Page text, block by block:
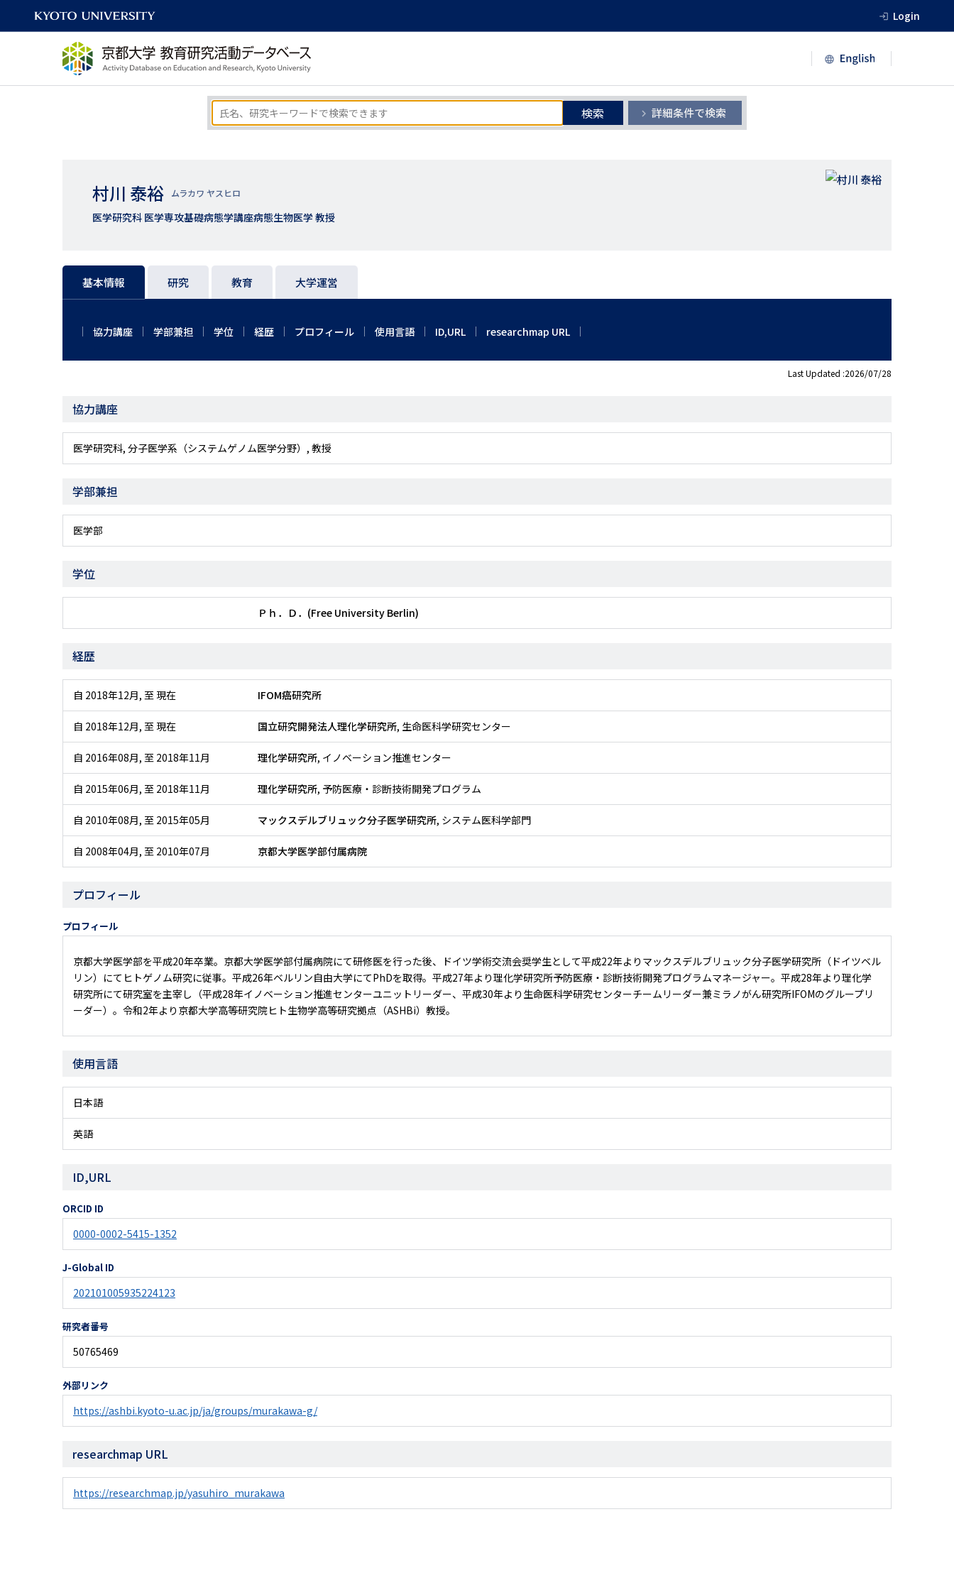
Login
検索 詳細条件で検索
村川 泰裕 ムラカワ ヤスヒロ
医学研究科 医学専攻基礎病態学講座病態生物医学 教授
基本情報 研究 教育 大学運営
協力講座 学部兼担 学位 経歴 プロフィール 使用言語 ID,URL researchmap URL
Last Updated :2026/07/28
協力講座
医学研究科, 分子医学系（システムゲノム医学分野）, 教授
学部兼担
医学部
学位
Ｐｈ．Ｄ．(Free University Berlin)
経歴
自 2018年12月, 至 現在 IFOM癌研究所
自 2018年12月, 至 現在 国立研究開発法人理化学研究所, 生命医科学研究センター
自 2016年08月, 至 2018年11月 理化学研究所, イノベーション推進センター
自 2015年06月, 至 2018年11月 理化学研究所, 予防医療・診断技術開発プログラム
自 2010年08月, 至 2015年05月 マックスデルブリュック分子医学研究所, システム医科学部門
自 2008年04月, 至 2010年07月 京都大学医学部付属病院
プロフィール
プロフィール
京都大学医学部を平成20年卒業。京都大学医学部付属病院にて研修医を行った後、ドイツ学術交流会奨学生として平成22年よりマックスデルブリュック分子医学研究所（ドイツベル
リン）にてヒトゲノム研究に従事。平成26年ベルリン自由大学にてPhDを取得。平成27年より理化学研究所予防医療・診断技術開発プログラムマネージャー。平成28年より理化学
研究所にて研究室を主宰し（平成28年イノベーション推進センターユニットリーダー、平成30年より生命医科学研究センターチームリーダー兼ミラノがん研究所IFOMのグループリ
ーダー）。令和2年より京都大学高等研究院ヒト生物学高等研究拠点（ASHBi）教授。
使用言語
日本語
英語
ID,URL
ORCID ID
0000-0002-5415-1352
J-Global ID
202101005935224123
研究者番号
50765469
外部リンク
https://ashbi.kyoto-u.ac.jp/ja/groups/murakawa-g/
researchmap URL
https://researchmap.jp/yasuhiro_murakawa